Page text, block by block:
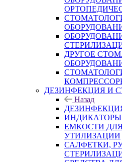
ДРУГОЕ
ДЕЗИНФЕКЦИЯ И
Назад
ИНДИКАТОРЫ
ЕМКОСТИ
УТИЛИЗАЦИИ
САЛФЕТКИ,